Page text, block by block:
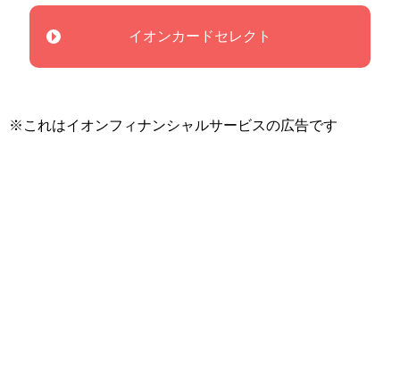
イオンカードセレクト
※これはイオンフィナンシャルサービスの広告です